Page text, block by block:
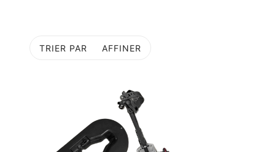
TRIER PAR AFFINER